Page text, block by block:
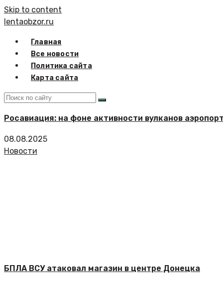
Skip to content
lentaobzor.ru
Главная
Все новости
Политика сайта
Карта сайта
Росавиация: на фоне активности вулканов
08.08.2025
Новости
БПЛА ВСУ атаковал магазин в центре Донецка